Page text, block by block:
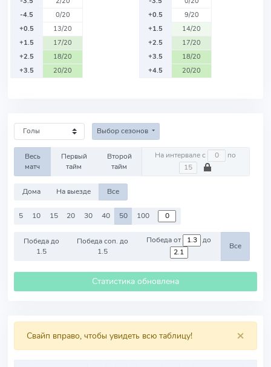
-4.5
0/20
+0.5
13/20
+1.5
17/20
+2.5
18/20
+3.5
20/20
+0.5
9/20
+1.5
14/20
+2.5
17/20
+3.5
18/20
+4.5
20/20
Выбор сезонов
Весь
матч
Первый
тайм
Второй
тайм
На интервале с по
Дома На выезде Все
5 10 15 20 30 40 50 100
Победа до
1.5
Победа соп. до
1.5
Победа от до
Все
Статистика обновлена
×
Свайп вправо, чтобы увидеть всю таблицу!